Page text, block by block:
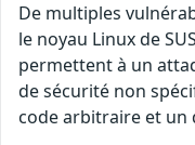
De multiples
le noyau Linux de
permettent à un
de sécurité non
code arbitraire et un